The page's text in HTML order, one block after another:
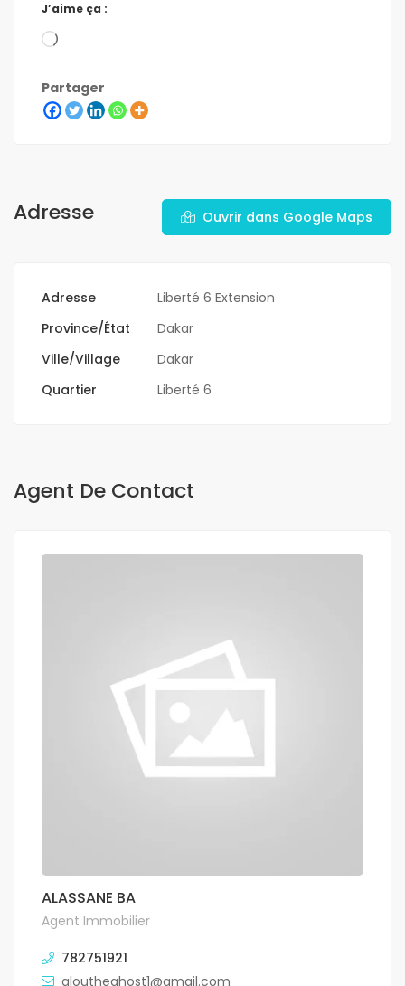
J’aime ça :
Partager
Adresse Ouvrir dans Google Maps
Adresse
Liberté 6 Extension
Province/État
Dakar
Ville/Village
Dakar
Quartier
Liberté 6
Agent De Contact
ALASSANE BA
Agent Immobilier
782751921
aloutheghost1@gmail.com